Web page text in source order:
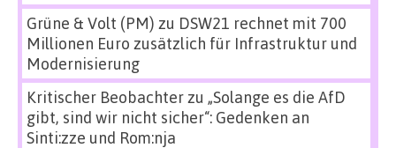
Grüne & Volt (PM) zu DSW21 rechnet mit 700
Millionen Euro zusätzlich für Infrastruktur und
Modernisierung
Kritischer Beobachterzu „Solange es die AfD
gibt, sind wir nicht sicher“: Gedenken an
Sinti:zze und Rom:nja